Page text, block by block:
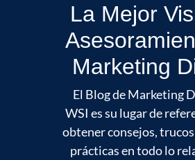
La Mejor
Marketing
El Blog de Marketing
WSI es su lugar de
obtener consejos,
prácticas en todo lo